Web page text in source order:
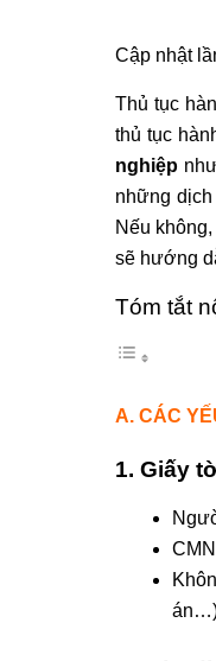
Cập nhật
Thủ tục
thủ tục
nghiệp
những
Nếu
sẽ hướng
Tóm tắt
A. CÁC
1. Giấy